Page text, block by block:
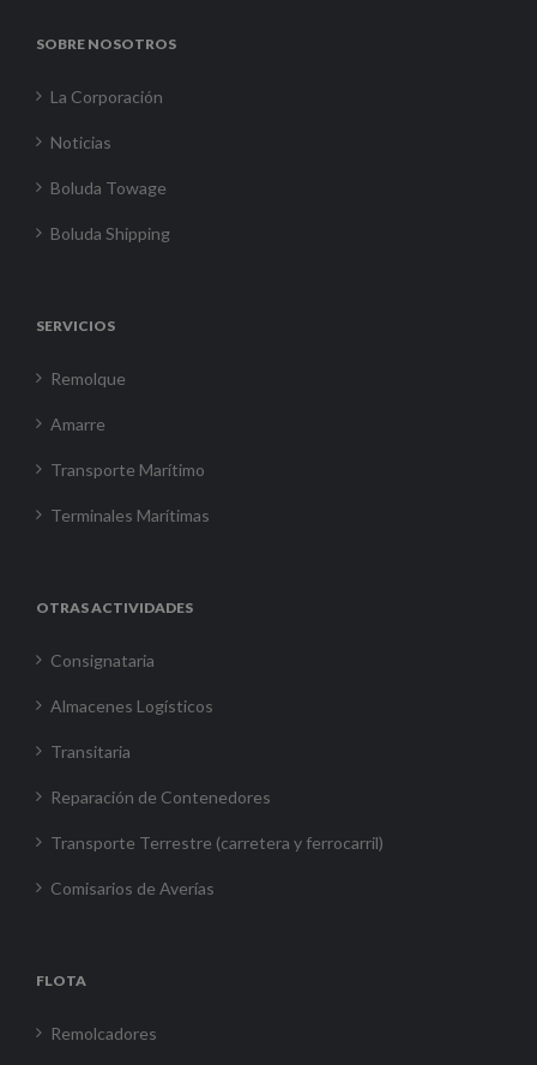
SOBRE NOSOTROS
La Corporación
Noticias
Boluda Towage
Boluda Shipping
SERVICIOS
Remolque
Amarre
Transporte Marítimo
Terminales Marítimas
OTRAS ACTIVIDADES
Consignataria
Almacenes Logísticos
Transitaria
Reparación de Contenedores
Transporte Terrestre (carretera y ferrocarril)
Comisarios de Averías
FLOTA
Remolcadores